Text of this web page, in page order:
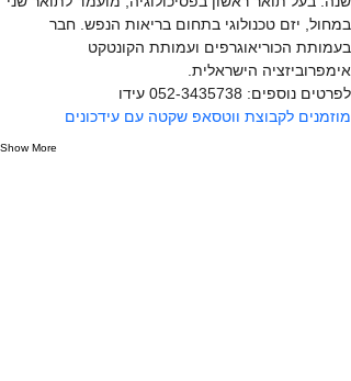
במחול, יזם טכנולוגי בתחום בריאות הנפש. חבר
בעמותת הכוריאוגרפים ועמותת הקונטקט
אימפרוביזציה הישראלית.
לפרטים נוספים: 052-3435738 עידו
מוזמנים לקבוצת ווטסאפ שקטה עם עידכונים
Show More